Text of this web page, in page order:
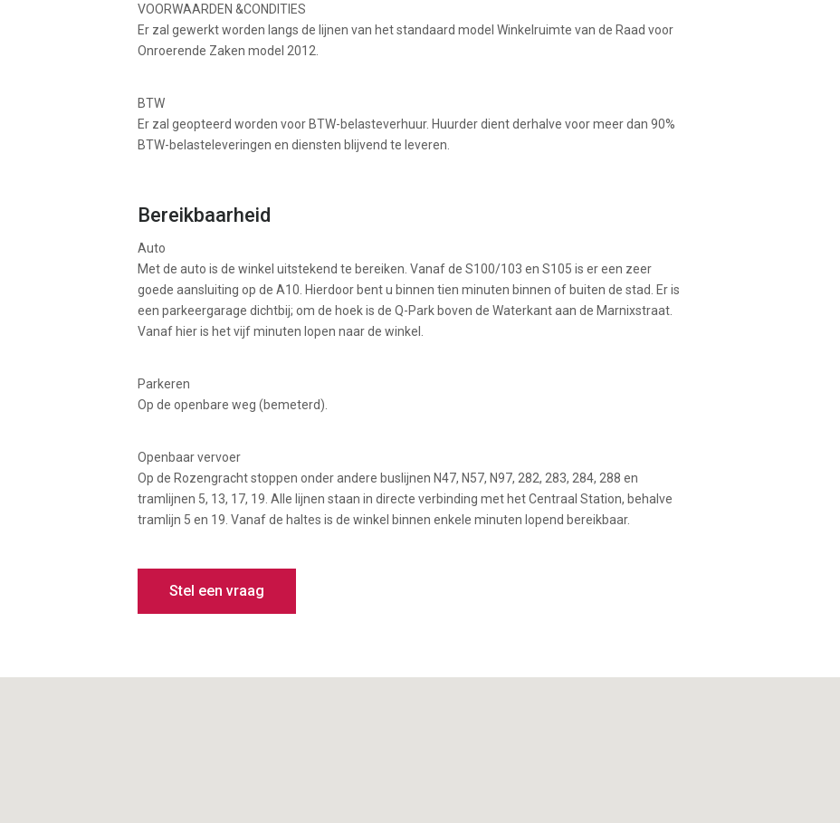
VOORWAARDEN &CONDITIES
Er zal gewerkt worden langs de lijnen van het standaard model Winkelruimte van de Raad voor
Onroerende Zaken model 2012.
BTW
Er zal geopteerd worden voor BTW-belasteverhuur. Huurder dient derhalve voor meer dan 90%
BTW-belasteleveringen en diensten blijvend te leveren.
Bereikbaarheid
Auto
Met de auto is de winkel uitstekend te bereiken. Vanaf de S100/103 en S105 is er een zeer
goede aansluiting op de A10. Hierdoor bent u binnen tien minuten binnen of buiten de stad. Er is
een parkeergarage dichtbij; om de hoek is de Q-Park boven de Waterkant aan de Marnixstraat.
Vanaf hier is het vijf minuten lopen naar de winkel.
Parkeren
Op de openbare weg (bemeterd).
Openbaar vervoer
Op de Rozengracht stoppen onder andere buslijnen N47, N57, N97, 282, 283, 284, 288 en
tramlijnen 5, 13, 17, 19. Alle lijnen staan in directe verbinding met het Centraal Station, behalve
tramlijn 5 en 19. Vanaf de haltes is de winkel binnen enkele minuten lopend bereikbaar.
Stel een vraag